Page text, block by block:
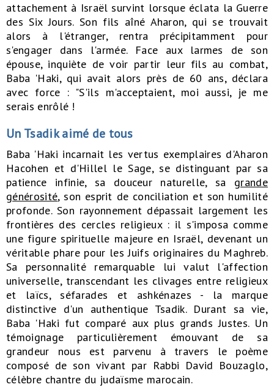
attachement à Israël survint lorsque éclata la Guerre
des Six Jours. Son fils aîné Aharon, qui se trouvait
alors à l'étranger, rentra précipitamment pour
s'engager dans l'armée. Face aux larmes de son
épouse, inquiète de voir partir leur fils au combat,
Baba 'Haki, qui avait alors près de 60 ans, déclara
avec force : "S'ils m'acceptaient, moi aussi, je me
serais enrôlé !
Un Tsadik aimé de tous
Baba 'Haki incarnait les vertus exemplaires d'Aharon
Hacohen et d'Hillel le Sage, se distinguant par sa
patience infinie, sa douceur naturelle, sa grande
générosité, son esprit de conciliation et son humilité
profonde. Son rayonnement dépassait largement les
frontières des cercles religieux : il s'imposa comme
une figure spirituelle majeure en Israël, devenant un
véritable phare pour les Juifs originaires du Maghreb.
Sa personnalité remarquable lui valut l'affection
universelle, transcendant les clivages entre religieux
et laïcs, séfarades et ashkénazes - la marque
distinctive d'un authentique Tsadik. Durant sa vie,
Baba 'Haki fut comparé aux plus grands Justes. Un
témoignage particulièrement émouvant de sa
grandeur nous est parvenu à travers le poème
composé de son vivant par Rabbi David Bouzaglo,
célèbre chantre du judaïsme marocain.